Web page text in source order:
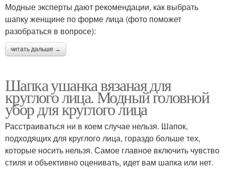
Модные эксперты дают рекомендации, как выбрать
шапку женщине по форме лица (фото поможет
разобраться в вопросе):
читать дальше →
Шапка ушанка вязаная для
круглого лица. Модный головной
убор для круглого лица
Расстраиваться ни в коем случае нельзя. Шапок,
подходящих для круглого лица, гораздо больше тех,
которые носить нельзя. Самое главное включить чувство
стиля и объективно оценивать, идет вам шапка или нет.